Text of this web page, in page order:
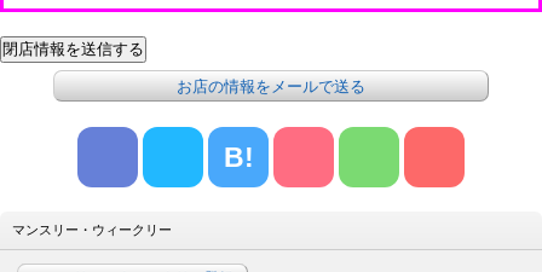
お店の情報をメールで送る
B!
マンスリー・ウィークリー